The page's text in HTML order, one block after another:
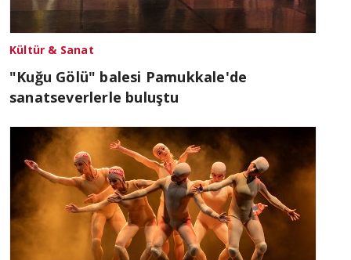
Kültür & Sanat
"Kuğu Gölü" balesi Pamukkale'de
sanatseverlerle buluştu